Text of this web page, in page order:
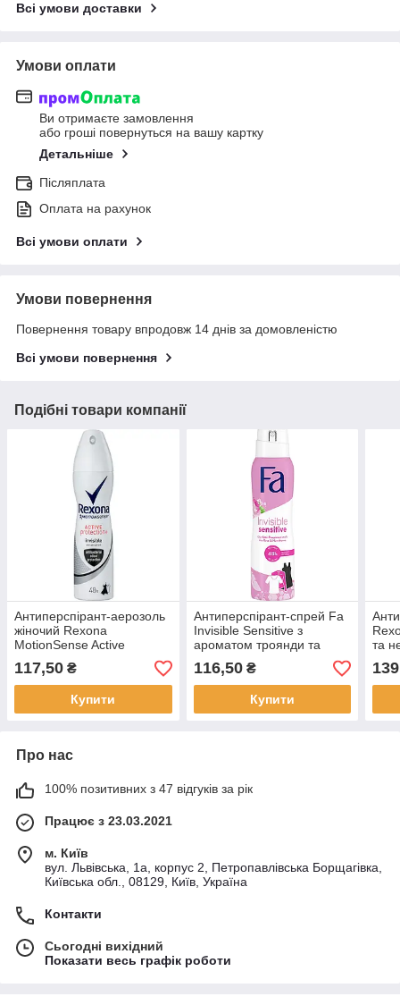
Всі умови доставки
Умови оплати
Ви отримаєте замовлення
або гроші повернуться на вашу картку
Детальніше
Післяплата
Оплата на рахунок
Всі умови оплати
Умови повернення
Повернення товару впродовж 14 днів за домовленістю
Всі умови повернення
Подібні товари компанії
Антиперспірант-аерозоль
жіночий Rexona
MotionSense Active
Protection+ Invisible 150
мл
117,50 ₴
Купити
Антиперспірант-спрей Fa
Invisible Sensitive з
ароматом троянди та
глоду 150 мл
116,50₴
Купити
та
та
Про нас
100% позитивних з 47 відгуків за рік
Працює з 23.03.2021
м. Київ
вул. Львівська, 1а, корпус 2, Петропавлівська Борщагівка,
Київська обл., 08129, Київ, Україна
Контакти
Сьогодні вихідний
Показати весь графік роботи